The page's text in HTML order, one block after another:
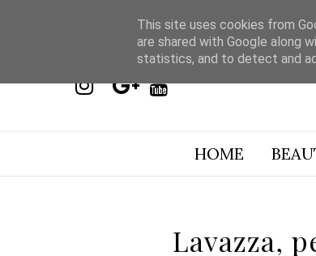
HOME
Lavazza,
This site uses cookies from
are shared with Google along
statistics, and to detect and